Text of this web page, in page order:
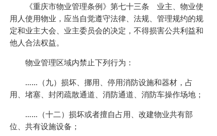
《重庆市物业管理条例》第七十三条 业主、物业使
用人使用物业，应当自觉遵守法律、法规、管理规约的规
定和业主大会、业主委员会的决定，不得损害公共利益和
他人合法权益。
物业管理区域内禁止下列行为：
……（九）损坏、挪用、停用消防设施和器材，占
用、堵塞、封闭疏散通道、消防通道、消防车操作场地；
……（十二）损坏或者擅自占用、改建物业共有部
位、共有设施设备；